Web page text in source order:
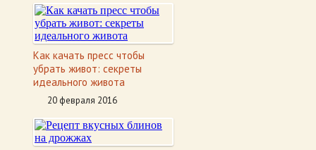
Как качать пресс чтобы
убрать живот: секреты
идеального живота
20 февраля 2016